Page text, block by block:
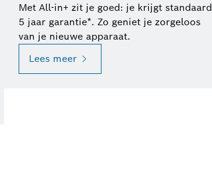
Met All-in+ zit je goed: je krijgt standaard
5 jaar garantie*. Zo geniet je zorgeloos
van je nieuwe apparaat.
Lees meer